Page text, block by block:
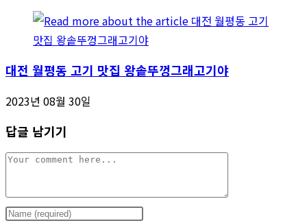
대전 월평동 고기 맛집 왕솥뚜껑그래고기야
2023년 08월 30일
답글 남기기
Comment
Enter